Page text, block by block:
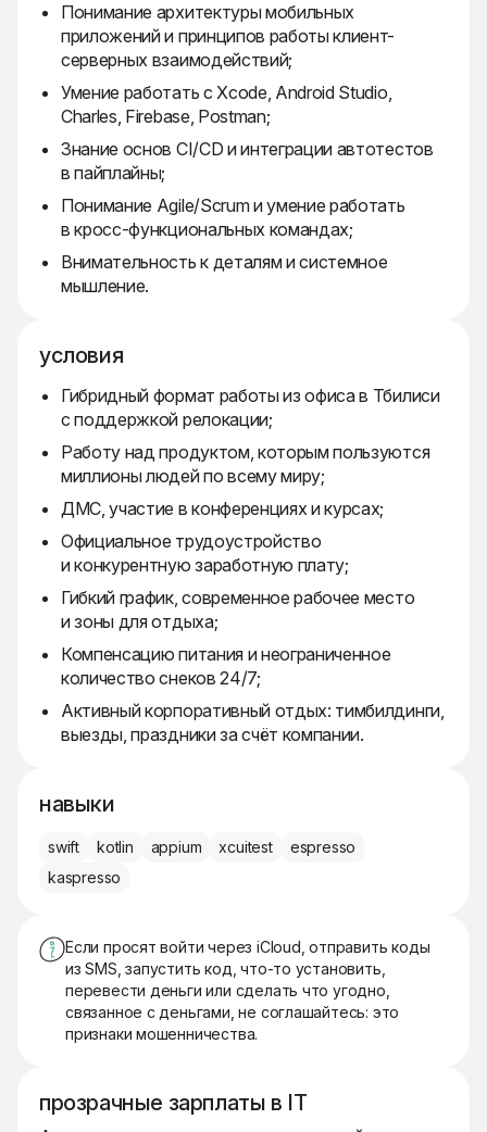
Понимание архитектуры мобильных
приложений и принципов работы клиент-
серверных взаимодействий;
Умение работать с Xcode, Android Studio,
Charles, Firebase, Postman;
Знание основ CI/CD и интеграции автотестов
в пайплайны;
Понимание Agile/Scrum и умение работать
в кросс-функциональных командах;
Внимательность к деталям и системное
мышление.
условия
Гибридный формат работы из офиса в Тбилиси
с поддержкой релокации;
Работу над продуктом, которым пользуются
миллионы людей по всему миру;
ДМС, участие в конференциях и курсах;
Официальное трудоустройство
и конкурентную заработную плату;
Гибкий график, современное рабочее место
и зоны для отдыха;
Компенсацию питания и неограниченное
количество снеков 24/7;
Активный корпоративный отдых: тимбилдинги,
выезды, праздники за счёт компании.
навыки
swift kotlin appium xcuitest
espresso
kaspresso
Если просят войти через iCloud, отправить коды
из SMS, запустить код, что-то установить,
перевести деньги или сделать что угодно,
связанное с деньгами, не соглашайтесь: это
признаки мошенничества.
прозрачные зарплаты в IT